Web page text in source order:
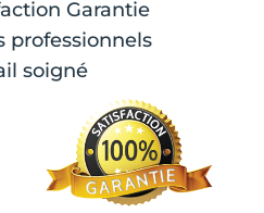
Garantie
professionnels
soigné